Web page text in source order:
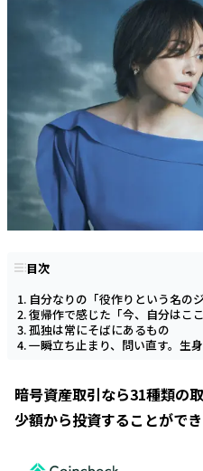
目次
自分なりの「役作りという名の
復帰作で感じた「今、自分はこ
孤独は常にそばにあるもの
一瞬立ち止まり、問い直す。生
暗号資産取引なら31種類の
少額から投資することがで